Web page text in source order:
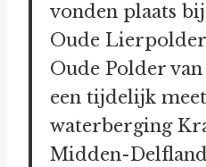
vonden plaats
Oude
Oude Polder
een tijdelijk
waterberging
Midden-